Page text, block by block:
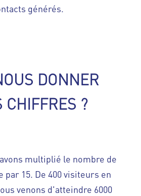
générés.
DONNER
CHIFFRES ?
multiplié le nombre de
15. De 400 visiteurs en
venons d'atteindre 6000